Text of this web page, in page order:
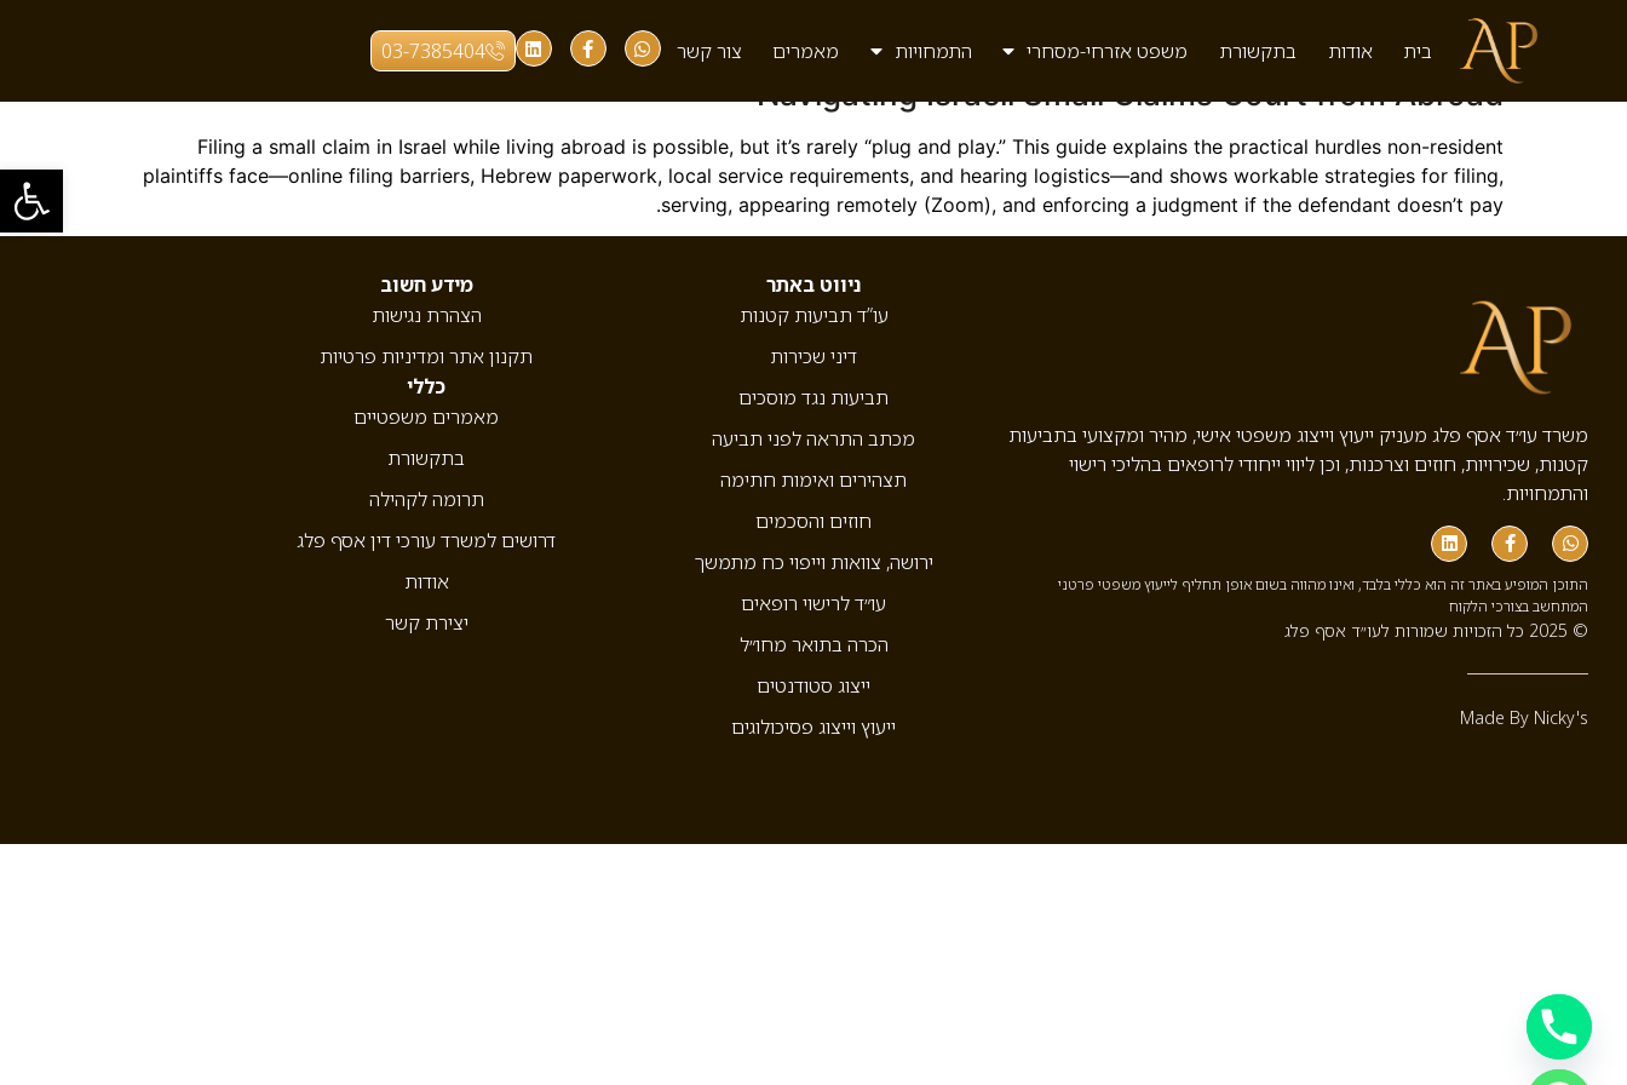
פתח
בית אודות בתקשורת משפט אזרחי-מסחרי התמחויות מאמרים צור קשר 03-7385404 תגית:
Navigating Israeli Small Claims Court from Abroad
Filing a small claim in Israel while living abroad is possible, but it’s rarely “plug and play.” This guide explains the practical hurdles non-resident
plaintiffs face—online filing barriers, Hebrew paperwork, local service requirements, and hearing logistics—and shows workable strategies for filing,
serving, appearing remotely (Zoom), and enforcing a judgment if the defendant doesn’t pay.
משרד עו״ד אסף פלג מעניק ייעוץ וייצוג משפטי אישי, מהיר ומקצועי בתביעות
קטנות, שכירויות, חוזים וצרכנות, וכן ליווי ייחודי לרופאים בהליכי רישוי
והתמחויות.
התוכן המופיע באתר זה הוא כללי בלבד, ואינו מהווה בשום אופן תחליף לייעוץ משפטי פרטני
המתחשב בצורכי הלקוח
© 2025 כל הזכויות שמורות לעו״ד אסף פלג
Made By Nicky's
ניווט באתר
עו”ד תביעות קטנות
דיני שכירות
תביעות נגד מוסכים
מכתב התראה לפני תביעה
תצהירים ואימות חתימה
חוזים והסכמים
ירושה, צוואות וייפוי כח מתמשך
עו״ד לרישוי רופאים
הכרה בתואר מחו״ל
ייצוג סטודנטים
ייעוץ וייצוג פסיכולוגים
מידע חשוב
הצהרת נגישות
תקנון אתר ומדיניות פרטיות
כללי
מאמרים משפטיים
בתקשורת
תרומה לקהילה
דרושים למשרד עורכי דין אסף פלג
אודות
יצירת קשר